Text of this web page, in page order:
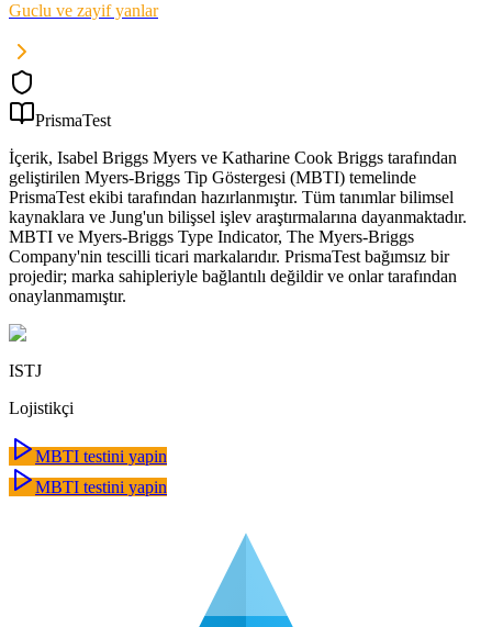
Guclu ve zayif yanlar
PrismaTest
İçerik, Isabel Briggs Myers ve Katharine Cook Briggs tarafından
geliştirilen Myers-Briggs Tip Göstergesi (MBTI) temelinde
PrismaTest ekibi tarafından hazırlanmıştır. Tüm tanımlar bilimsel
kaynaklara ve Jung'un bilişsel işlev araştırmalarına dayanmaktadır.
MBTI ve Myers-Briggs Type Indicator, The Myers-Briggs
Company'nin tescilli ticari markalarıdır. PrismaTest bağımsız bir
projedir; marka sahipleriyle bağlantılı değildir ve onlar tarafından
onaylanmamıştır.
ISTJ
Lojistikçi
MBTI testini yapin
MBTI testini yapin